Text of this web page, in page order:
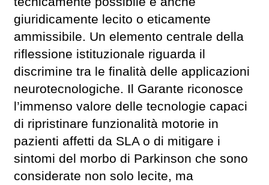
giuridicamente lecito o eticamente
ammissibile. Un elemento centrale della
riflessione istituzionale riguarda il
discrimine tra le finalità delle applicazioni
neurotecnologiche. Il Garante riconosce
l’immenso valore delle tecnologie capaci
di ripristinare funzionalità motorie in
pazienti affetti da SLA o di mitigare i
sintomi del morbo di Parkinson che sono
considerate non solo lecite, ma